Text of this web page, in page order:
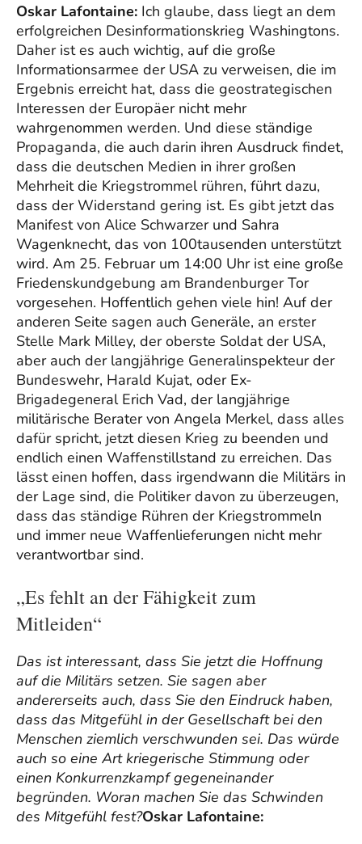
Oskar Lafontaine: Ich glaube, dass liegt an dem
erfolgreichen Desinformationskrieg Washingtons.
Daher ist es auch wichtig, auf die große
Informationsarmee der USA zu verweisen, die im
Ergebnis erreicht hat, dass die geostrategischen
Interessen der Europäer nicht mehr
wahrgenommen werden. Und diese ständige
Propaganda, die auch darin ihren Ausdruck findet,
dass die deutschen Medien in ihrer großen
Mehrheit die Kriegstrommel rühren, führt dazu,
dass der Widerstand gering ist. Es gibt jetzt das
Manifest von Alice Schwarzer und Sahra
Wagenknecht, das von 100tausenden unterstützt
wird. Am 25. Februar um 14:00 Uhr ist eine große
Friedenskundgebung am Brandenburger Tor
vorgesehen. Hoffentlich gehen viele hin! Auf der
anderen Seite sagen auch Generäle, an erster
Stelle Mark Milley, der oberste Soldat der USA,
aber auch der langjährige Generalinspekteur der
Bundeswehr, Harald Kujat, oder Ex-
Brigadegeneral Erich Vad, der langjährige
militärische Berater von Angela Merkel, dass alles
dafür spricht, jetzt diesen Krieg zu beenden und
endlich einen Waffenstillstand zu erreichen. Das
lässt einen hoffen, dass irgendwann die Militärs in
der Lage sind, die Politiker davon zu überzeugen,
dass das ständige Rühren der Kriegstrommeln
und immer neue Waffenlieferungen nicht mehr
verantwortbar sind.
„Es fehlt an der Fähigkeit zum
Mitleiden“
Das ist interessant, dass Sie jetzt die Hoffnung
auf die Militärs setzen. Sie sagen aber
andererseits auch, dass Sie den Eindruck haben,
dass das Mitgefühl in der Gesellschaft bei den
Menschen ziemlich verschwunden sei. Das würde
auch so eine Art kriegerische Stimmung oder
einen Konkurrenzkampf gegeneinander
begründen. Woran machen Sie das Schwinden
des Mitgefühl fest?Oskar Lafontaine: